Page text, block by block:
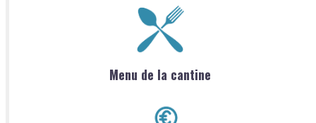
Menu de la cantine